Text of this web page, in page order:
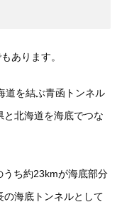
あります。
道を結ぶ青函トンネル
北海道を海底でつな
ち約23kmが海底部分
の海底トンネルとして